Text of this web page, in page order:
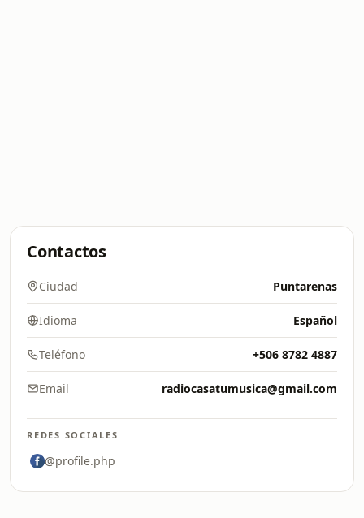
Contactos
Ciudad Puntarenas
Idioma Español
Teléfono +506 8782 4887
Email radiocasatumusica@gmail.com
REDES SOCIALES
@profile.php